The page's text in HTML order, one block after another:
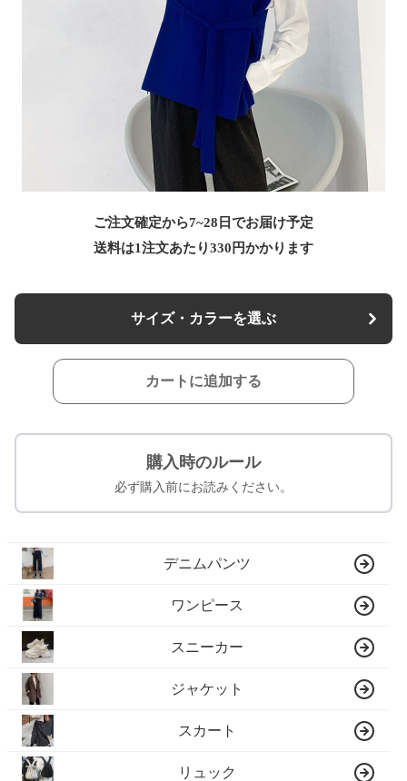
ご注文確定から7~28日でお届け予定
送料は1注文あたり330 円かかります
サイズ・カラーを選ぶ
カートに追加する
購入時のルール
必ず購入前にお読みください。
デニムパンツ
ワンピース
スニーカー
ジャケット
スカート
リュック